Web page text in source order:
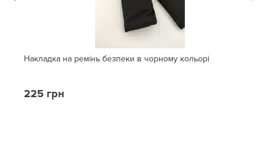
Накладка на ремінь безпеки в чорному кольорі
225 грн